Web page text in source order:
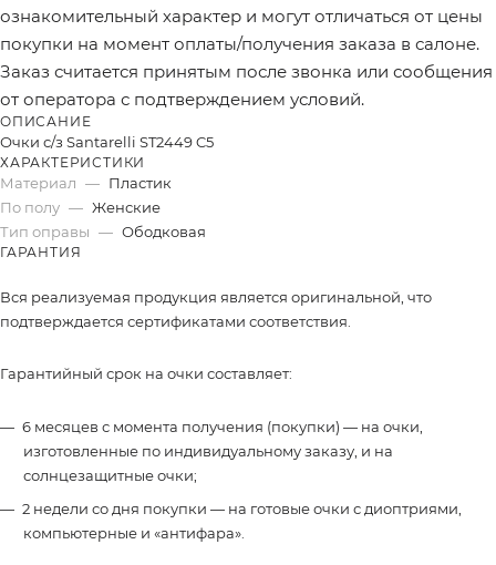
ознакомительный характер и могут отличаться от цены
покупки на момент оплаты/получения заказа в салоне.
Заказ считается принятым после звонка или сообщения
от оператора с подтверждением условий.
ОПИСАНИЕ
Очки с/з Santarelli ST2449 C5
ХАРАКТЕРИСТИКИ
Материал — Пластик
По полу — Женские
Тип оправы — Ободковая
ГАРАНТИЯ
Вся реализуемая продукция является оригинальной, что
подтверждается сертификатами соответствия.
Гарантийный срок на очки составляет:
6 месяцев с момента получения (покупки) — на очки,
изготовленные по индивидуальному заказу, и на
солнцезащитные очки;
2 недели со дня покупки — на готовые очки с диоптриями,
компьютерные и «антифара».